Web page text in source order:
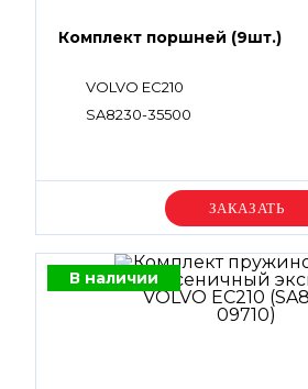
Комплект поршней (9шт.)
VOLVO EC210
SA8230-35500
Уточняйте цену
В наличии